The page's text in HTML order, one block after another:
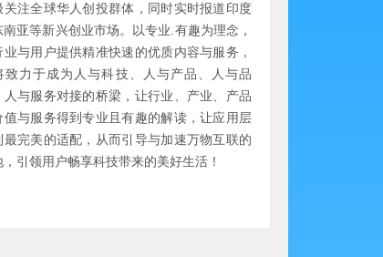
关注全球华人创投群体，同时实时报道印度
南亚等新兴创业市场。以专业.有趣为理念，
业与用户提供精准快速的优质内容与服务，
致力于成为人与科技、人与产品、人与品
人与服务对接的桥梁，让行业、产业、产品
值与服务得到专业且有趣的解读，让应用层
最完美的适配，从而引导与加速万物互联的
，引领用户畅享科技带来的美好生活！